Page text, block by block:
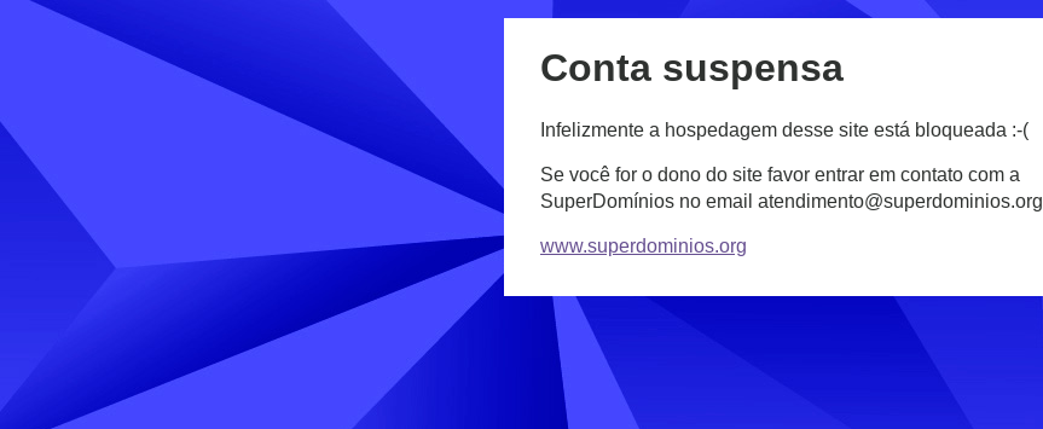
Conta suspensa
Infelizmente a hospedagem desse site está bloqueada :-(
Se você for o dono do site favor entrar em contato com a
SuperDomínios no email atendimento@superdominios.org
www.superdominios.org